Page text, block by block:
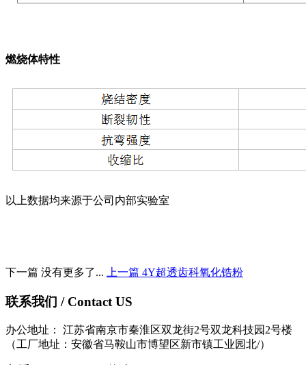
燃烧体特性
以上数据均来源于公司内部实验室
下一篇 没有更多了... 上一篇 4Y超透齿科氧化锆粉
联系我们 / Contact US
办公地址： 江苏省南京市秦淮区双龙街2号双龙科技园2号楼
（工厂地址：安徽省马鞍山市博望区新市镇工业园北/）